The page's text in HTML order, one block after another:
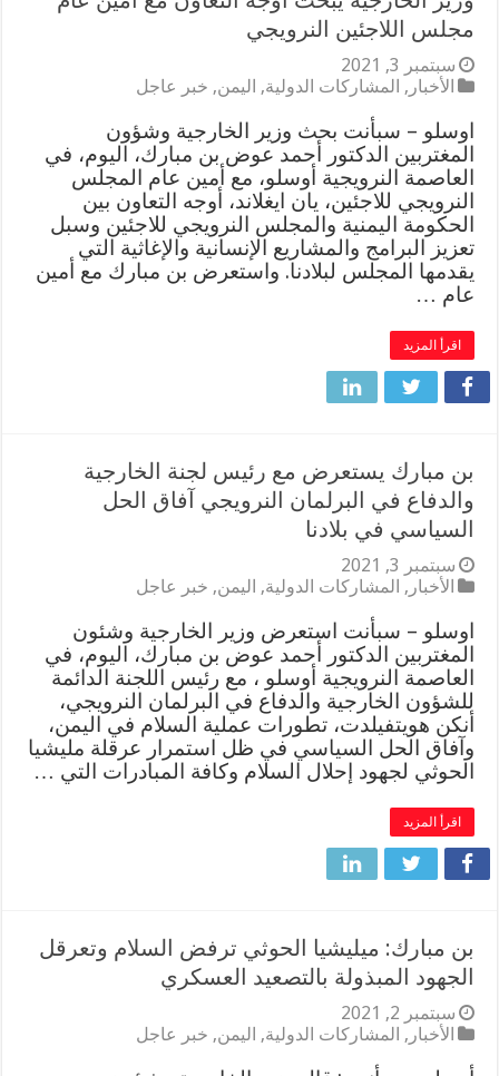
مجلس اللاجئين النرويجي
سبتمبر 3, 2021
الأخبار , المشاركات الدولية, اليمن, خبر عاجل
اوسلو – سبأنت بحث وزير الخارجية وشؤون
المغتربين الدكتور أحمد عوض بن مبارك، اليوم، في
العاصمة النرويجية أوسلو، مع أمين عام المجلس
النرويجي للاجئين، يان ايغلاند، أوجه التعاون بين
الحكومة اليمنية والمجلس النرويجي للاجئين وسبل
تعزيز البرامج والمشاريع الإنسانية والإغاثية التي
يقدمها المجلس لبلادنا. واستعرض بن مبارك مع أمين
عام …
اقرأ المزيد
بن مبارك يستعرض مع رئيس لجنة الخارجية
والدفاع في البرلمان النرويجي آفاق الحل
السياسي في بلادنا
سبتمبر 3, 2021
الأخبار , المشاركات الدولية, اليمن, خبر عاجل
اوسلو – سبأنت استعرض وزير الخارجية وشئون
المغتربين الدكتور أحمد عوض بن مبارك، اليوم، في
العاصمة النرويجية أوسلو ، مع رئيس اللجنة الدائمة
للشؤون الخارجية والدفاع في البرلمان النرويجي،
أنكن هويتفيلدت، تطورات عملية السلام في اليمن،
وآفاق الحل السياسي في ظل استمرار عرقلة مليشيا
الحوثي لجهود إحلال السلام وكافة المبادرات التي …
اقرأ المزيد
بن مبارك: ميليشيا الحوثي ترفض السلام وتعرقل
الجهود المبذولة بالتصعيد العسكري
سبتمبر 2, 2021
الأخبار , المشاركات الدولية, اليمن, خبر عاجل